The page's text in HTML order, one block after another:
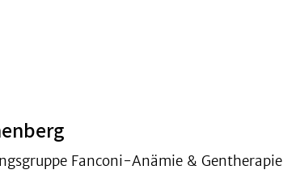
Fanconi-Anämie & Gentherapie